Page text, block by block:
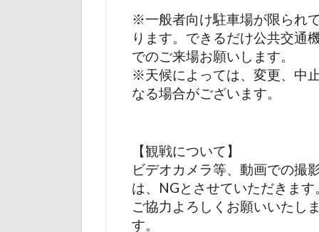
※一般者向け駐車場が限られ
ります。できるだけ公共交通
でのご来場お願いします。
※天候によっては、変更、中
なる場合がございます。
【観戦について】
ビデオカメラ等、動画での撮
は、NGとさせていただきます
ご協力よろしくお願いいたし
す。